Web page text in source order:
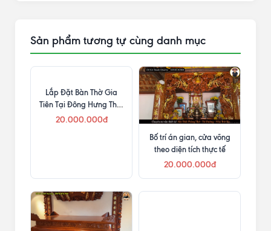
thủ công tinh xảo từ làng nghề truyền
thống.
Sản phẩm tương tự cùng danh mục
Lắp Đặt Bàn Thờ Gia